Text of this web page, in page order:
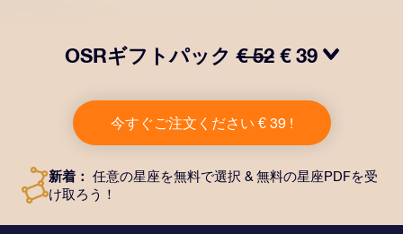
OSRギフトパック€ 52 € 39
所に送付される美しい封筒とカスタマイズされたドキュ
メント、デジタルドキュメントが含まれている他、弊社
のアプリを無料で利用できます。大切や人や友達に永遠
今すぐご注文ください € 39 !
新着： 任意の星座を無料で選択 & 無料の星座PDFを受
け取ろう！